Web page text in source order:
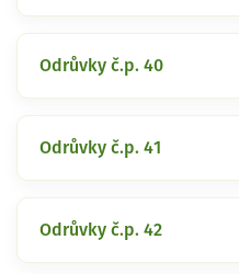
Odrůvky č.p. 40
Odrůvky č.p. 41
Odrůvky č.p. 42